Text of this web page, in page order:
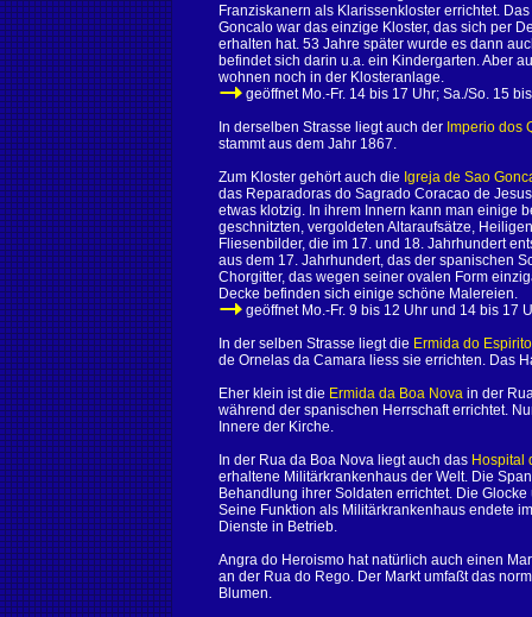
Franziskanern als Klarissenkloster errichtet.
Goncalo war das einzige Kloster, das sich per
erhalten hat. 53 Jahre später wurde es dann
befindet sich darin u.a. ein Kindergarten. Aber
wohnen noch in der Klosteranlage.
geöffnet Mo.-Fr. 14 bis 17 Uhr; Sa./So. 15
In derselben Strasse liegt auch der Imperio dos
stammt aus dem Jahr 1867.
Zum Kloster gehört auch die Igreja de Sao
das Reparadoras do Sagrado Coracao de
etwas klotzig. In ihrem Innern kann man einige
geschnitzten, vergoldeten Altaraufsätze,
Fliesenbilder, die im 17. und 18. Jahrhundert
aus dem 17. Jahrhundert, das der spanischen
Chorgitter, das wegen seiner ovalen Form
Decke befinden sich einige schöne Malereien.
geöffnet Mo.-Fr. 9 bis 12 Uhr und 14 bis 17
In der selben Strasse liegt die Ermida do
de Ornelas da Camara liess sie errichten. Das
Eher klein ist die Ermida da Boa Nova in der
während der spanischen Herrschaft errichtet.
Innere der Kirche.
In der Rua da Boa Nova liegt auch das Hospital
erhaltene Militärkrankenhaus der Welt. Die
Behandlung ihrer Soldaten errichtet. Die
Seine Funktion als Militärkrankenhaus endete
Dienste in Betrieb.
Angra do Heroismo hat natürlich auch einen
an der Rua do Rego. Der Markt umfaßt das
Blumen.